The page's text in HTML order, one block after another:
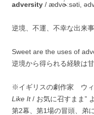
adversity / ædvɚ́ːsəti,
逆境、不運、不幸な出来
Sweet are the uses of
逆境から得られる経験は甘
※イギリスの劇作家 ウ
Like It/ お気に召すまま”
第2幕、第1場の冒頭、弟